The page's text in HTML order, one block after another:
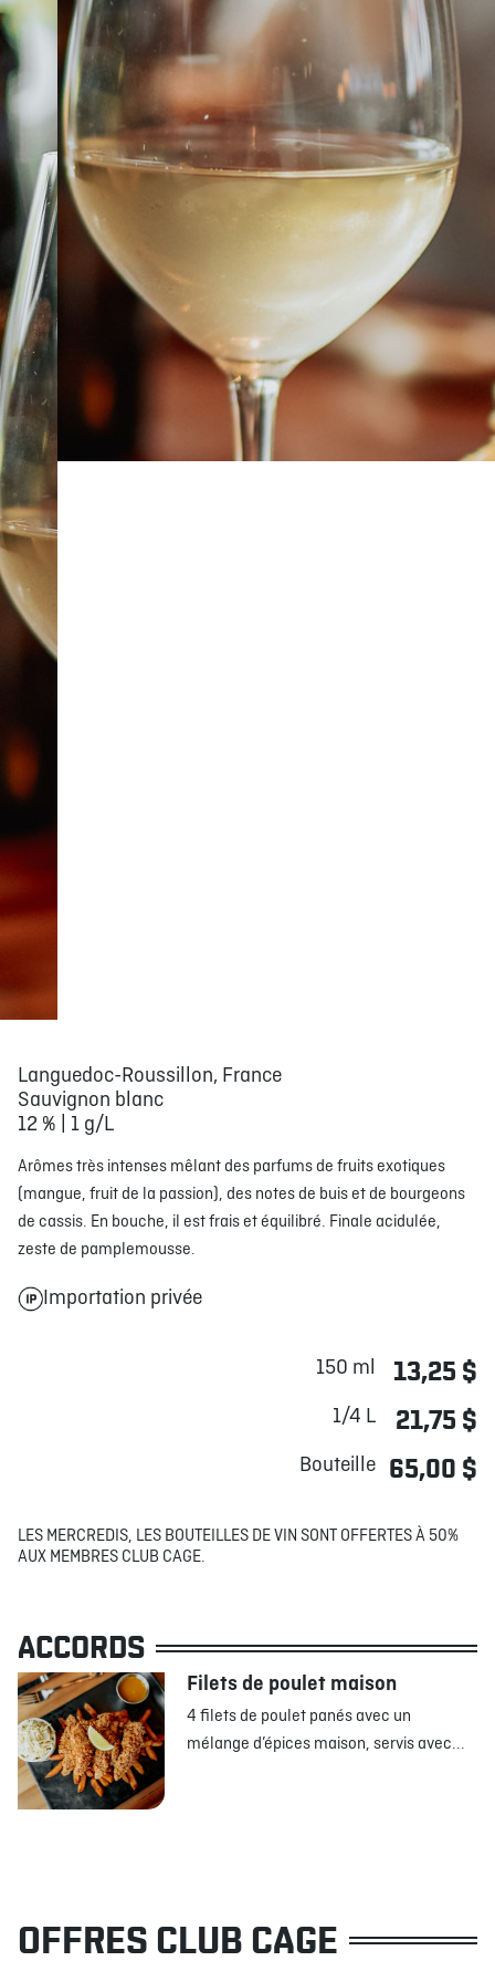
À PROPOS EMPLOIS BOUTIQUE
TRAITEUR ÉVÉNEMENTIEL NOUS JOINDRE
DONNER VOTRE OPINION
Languedoc-Roussillon, France
Sauvignon blanc
12 % | 1 g/L
Arômes très intenses mêlant des parfums de fruits exotiques
(mangue, fruit de la passion), des notes de buis et de bourgeons
de cassis. En bouche, il est frais et équilibré. Finale acidulée,
zeste de pamplemousse.
Importation privée
150 ml 13,25 $
1/4 L 21,75 $
Bouteille 65,00 $
LES MERCREDIS, LES BOUTEILLES DE VIN SONT OFFERTES À 50%
AUX MEMBRES CLUB CAGE.
ACCORDS
Filets de poulet maison
4 filets de poulet panés avec un
mélange d’épices maison, servis avec...
OFFRES CLUB CAGE